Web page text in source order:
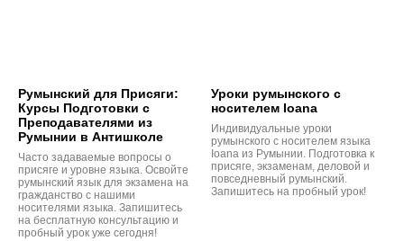
Румынский для Присяги:
Курсы Подготовки с
Преподавателями из
Румынии в Антишколе
Часто задаваемые вопросы о
присяге и уровне языка. Освойте
румынский язык для экзамена на
гражданство с нашими
носителями языка. Запишитесь
на бесплатную консультацию и
пробный урок уже сегодня!
Уроки румынского с
носителем Ioana
Индивидуальные уроки
румынского с носителем языка
Ioana из Румынии. Подготовка к
присяге, экзаменам, деловой и
повседневный румынский.
Запишитесь на пробный урок!